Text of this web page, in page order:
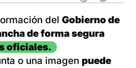
del Gobierno de
de forma segura
oficiales.
o una imagen puede